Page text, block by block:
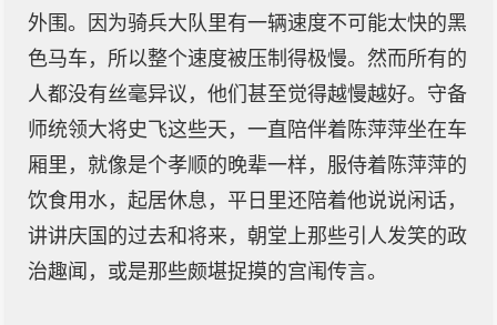
外围。因为骑兵大队里有一辆速度不可能太快的黑
色马车，所以整个速度被压制得极慢。然而所有的
人都没有丝毫异议，他们甚至觉得越慢越好。守备
师统领大将史飞这些天，一直陪伴着陈萍萍坐在车
厢里，就像是个孝顺的晚辈一样，服侍着陈萍萍的
饮食用水，起居休息，平日里还陪着他说说闲话，
讲讲庆国的过去和将来，朝堂上那些引人发笑的政
治趣闻，或是那些颇堪捉摸的宫闱传言。